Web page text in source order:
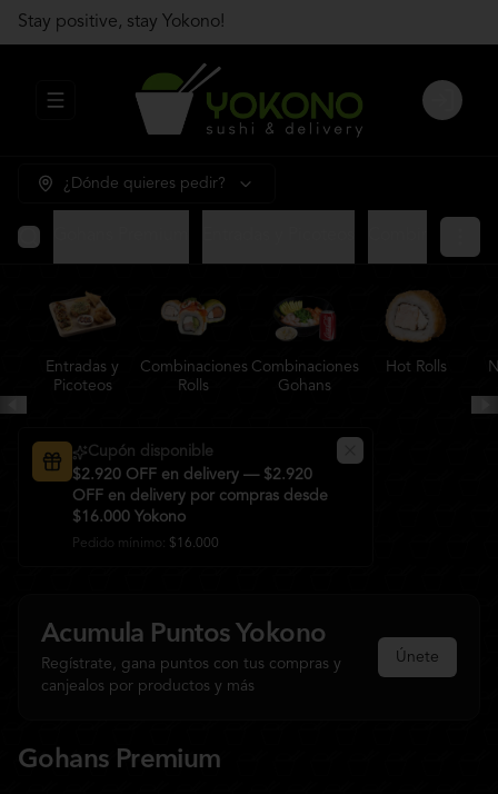
Stay positive, stay Yokono!
Abrir menu de navegación Login
¿Dónde quieres pedir?
Entradas y
Picoteos
Combinaciones
Rolls
Combinaciones
Gohans
Hot Rolls
Cupón disponible
$2.920 OFF en delivery — $2.920
OFF en delivery por compras desde
$16.000 Yokono
Pedido mínimo: $16.000
Acumula Puntos Yokono
Regístrate, gana puntos con tus compras y
canjealos por productos y más
Únete
Gohans Premium